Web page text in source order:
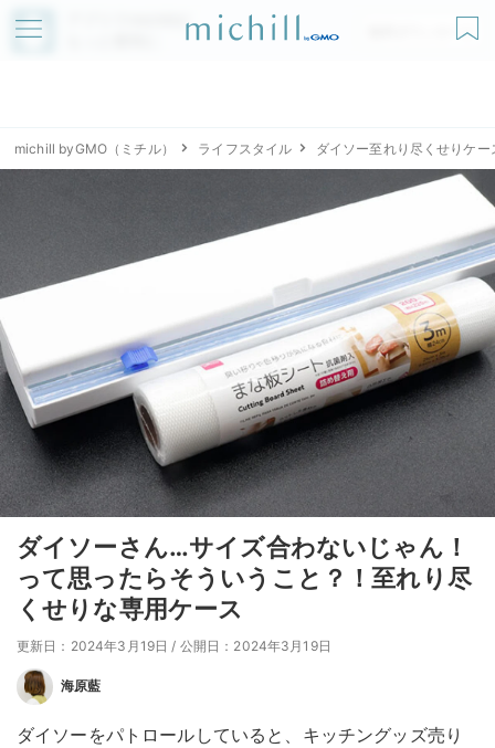
アプリでmichillが
無料ダウンロード
michill byGMO（ミチル） ライフスタイル ダイソー至れり尽くせりケー
ダイソーさん…サイズ合わないじゃん！
って思ったらそういうこと？！至れり尽
くせりな専用ケース
更新日：2024年3月19日 / 公開日：2024年3月19日
海原藍
ダイソーをパトロールしていると、キッチングッズ売り